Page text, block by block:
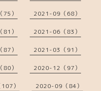
） 2021-09（68）
） 2021-06（83）
） 2021-03（91）
） 2020-12（97）
） 2020-09（84）